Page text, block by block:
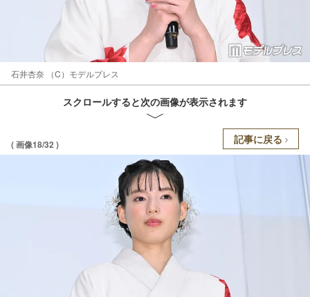
石井杏奈 （C）モデルプレス
スクロールすると次の画像が表示されます
( 画像18/32 ) 記事に戻る